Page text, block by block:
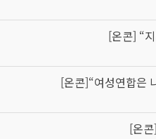
[온콘] “
[온콘]“여성연합은
[온